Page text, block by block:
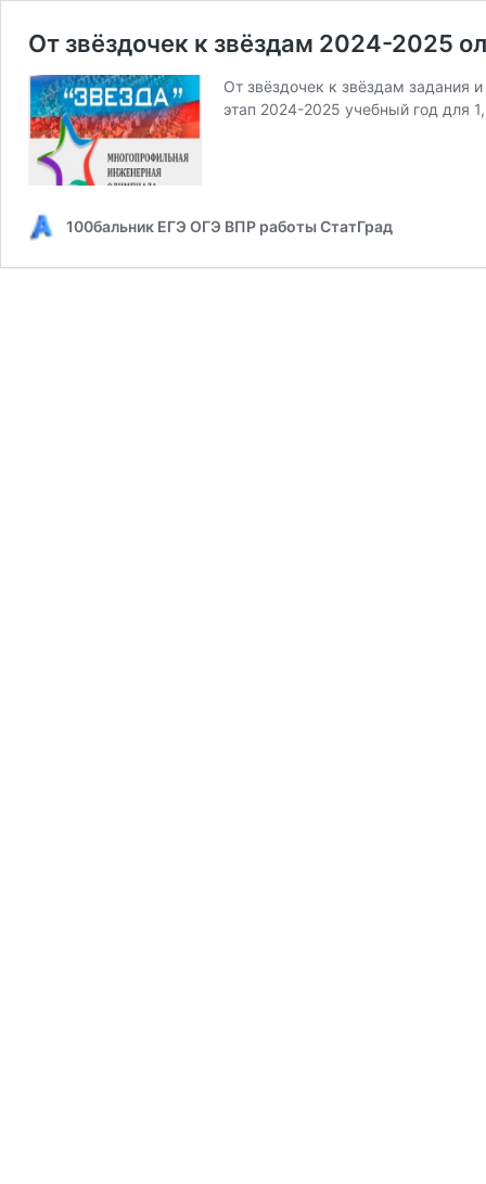
От звёздочек к звёздам 2024-2025
От звёздочек к звёздам задания
этап 2024-2025 учебный год для
100бальник ЕГЭ ОГЭ ВПР работы СтатГрад